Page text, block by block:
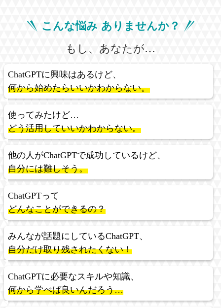
こんな悩み ありませんか？
もし、あなたが…
ChatGPTに興味はあるけど、
何から始めたらいいかわからない。
使ってみたけど…
どう活用していいかわからない。
他の人がChatGPTで成功しているけど、
自分には難しそう。
ChatGPTって
どんなことができるの？
みんなが話題にしているChatGPT、
自分だけ取り残されたくない！
ChatGPTに必要なスキルや知識、
何から学べば良いんだろう…